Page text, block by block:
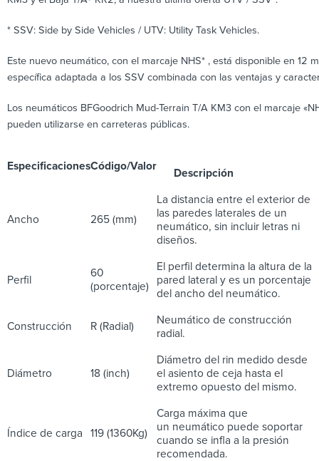
* SSV: Side by Side Vehicles / UTV: Utility Task Vehicles.
Este nuevo neumático, con el marcaje NHS* , está disponible en 12
específica adaptada a los SSV combinada con las ventajas y
Los neumáticos BFGoodrich Mud-Terrain T/A KM3 con el marcaje
pueden utilizarse en carreteras públicas.
EspecificacionesCódigo/Valor
Descripción
Ancho 265 (mm)
La distancia entre el exterior de
las paredes laterales de un
neumático, sin incluir letras ni
diseños.
Perfil
60
(porcentaje)
El perfil determina la altura de la
pared lateral y es un porcentaje
del ancho del neumático.
Construcción R (Radial)
Neumático de construcción
radial.
Diámetro 18 (inch)
Diámetro del rin medido desde
el asiento de ceja hasta el
extremo opuesto del mismo.
Índice de carga 119 (1360Kg)
Carga máxima que
un neumático puede soportar
cuando se infla a la presión
recomendada.